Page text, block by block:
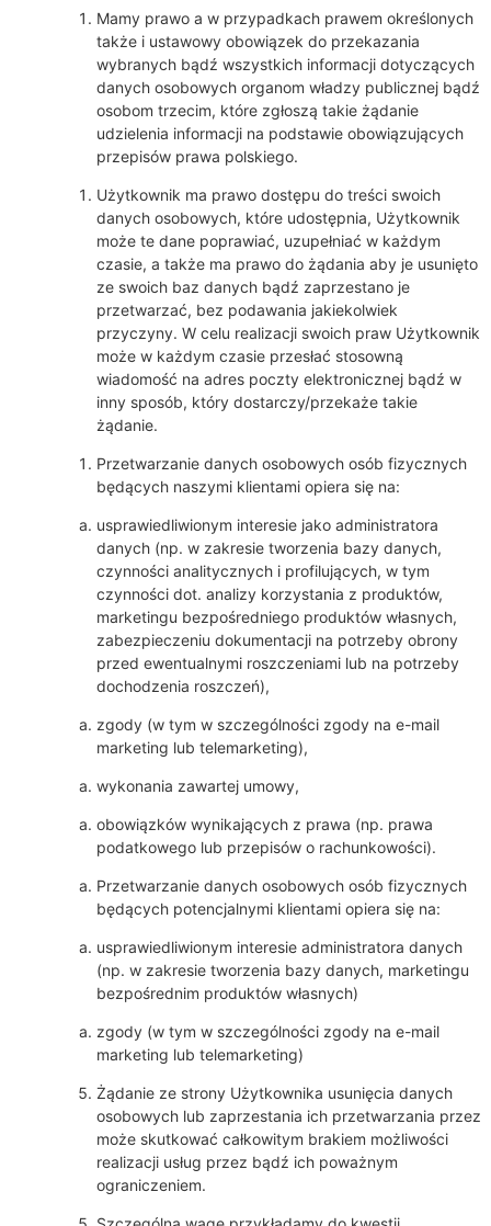
Mamy prawo a w przypadkach prawem określonych
także i ustawowy obowiązek do przekazania
wybranych bądź wszystkich informacji dotyczących
danych osobowych organom władzy publicznej bądź
osobom trzecim, które zgłoszą takie żądanie
udzielenia informacji na podstawie obowiązujących
przepisów prawa polskiego.
Użytkownik ma prawo dostępu do treści swoich
danych osobowych, które udostępnia, Użytkownik
może te dane poprawiać, uzupełniać w każdym
czasie, a także ma prawo do żądania aby je usunięto
ze swoich baz danych bądź zaprzestano je
przetwarzać, bez podawania jakiekolwiek
przyczyny. W celu realizacji swoich praw Użytkownik
może w każdym czasie przesłać stosowną
wiadomość na adres poczty elektronicznej bądź w
inny sposób, który dostarczy/przekaże takie
żądanie.
Przetwarzanie danych osobowych osób fizycznych
będących naszymi klientami opiera się na:
usprawiedliwionym interesie jako administratora
danych (np. w zakresie tworzenia bazy danych,
czynności analitycznych i profilujących, w tym
czynności dot. analizy korzystania z produktów,
marketingu bezpośredniego produktów własnych,
zabezpieczeniu dokumentacji na potrzeby obrony
przed ewentualnymi roszczeniami lub na potrzeby
dochodzenia roszczeń),
zgody (w tym w szczególności zgody na e-mail
marketing lub telemarketing),
wykonania zawartej umowy,
obowiązków wynikających z prawa (np. prawa
podatkowego lub przepisów o rachunkowości).
Przetwarzanie danych osobowych osób fizycznych
będących potencjalnymi klientami opiera się na:
usprawiedliwionym interesie administratora danych
(np. w zakresie tworzenia bazy danych, marketingu
bezpośrednim produktów własnych)
zgody (w tym w szczególności zgody na e-mail
marketing lub telemarketing)
Żądanie ze strony Użytkownika usunięcia danych
osobowych lub zaprzestania ich przetwarzania przez
może skutkować całkowitym brakiem możliwości
realizacji usług przez bądź ich poważnym
ograniczeniem.